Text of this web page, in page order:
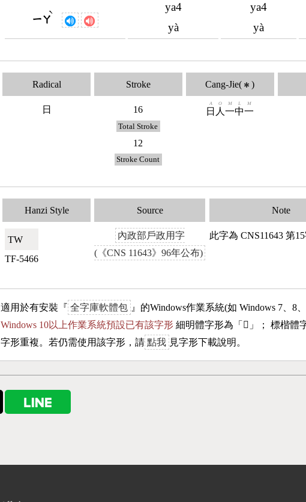
ㄧㄚ
ˋ
ya4
yà
ya4
yà
Radical
日
Stroke
16
Total Stroke
12
Stroke Count
Cang-Jie( ✱ )
日
A
人
O
一
M
中
L
一
M
Hanzi Style
TW🇹🇼
TF-5466
Source
內政部戶政用字
(《CNS 11643》96年公布)
Note
此字為 CNS11643 第
適用於有安裝『 全字庫軟體包 』的Windows作業系統(如 Windows 7、8
Windows 10以上作業系統預設已有該字形 細明體字形為「 𣊰 」； 標楷體
字形重複。若仍需使用該字形，請 點我 見字形下載說明。